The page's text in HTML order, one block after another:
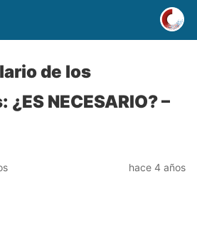
de los
NECESARIO? –
hace 4 años